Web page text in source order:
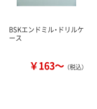
BSKエンドミル・ドリルケ
ース
￥163～ （税込）